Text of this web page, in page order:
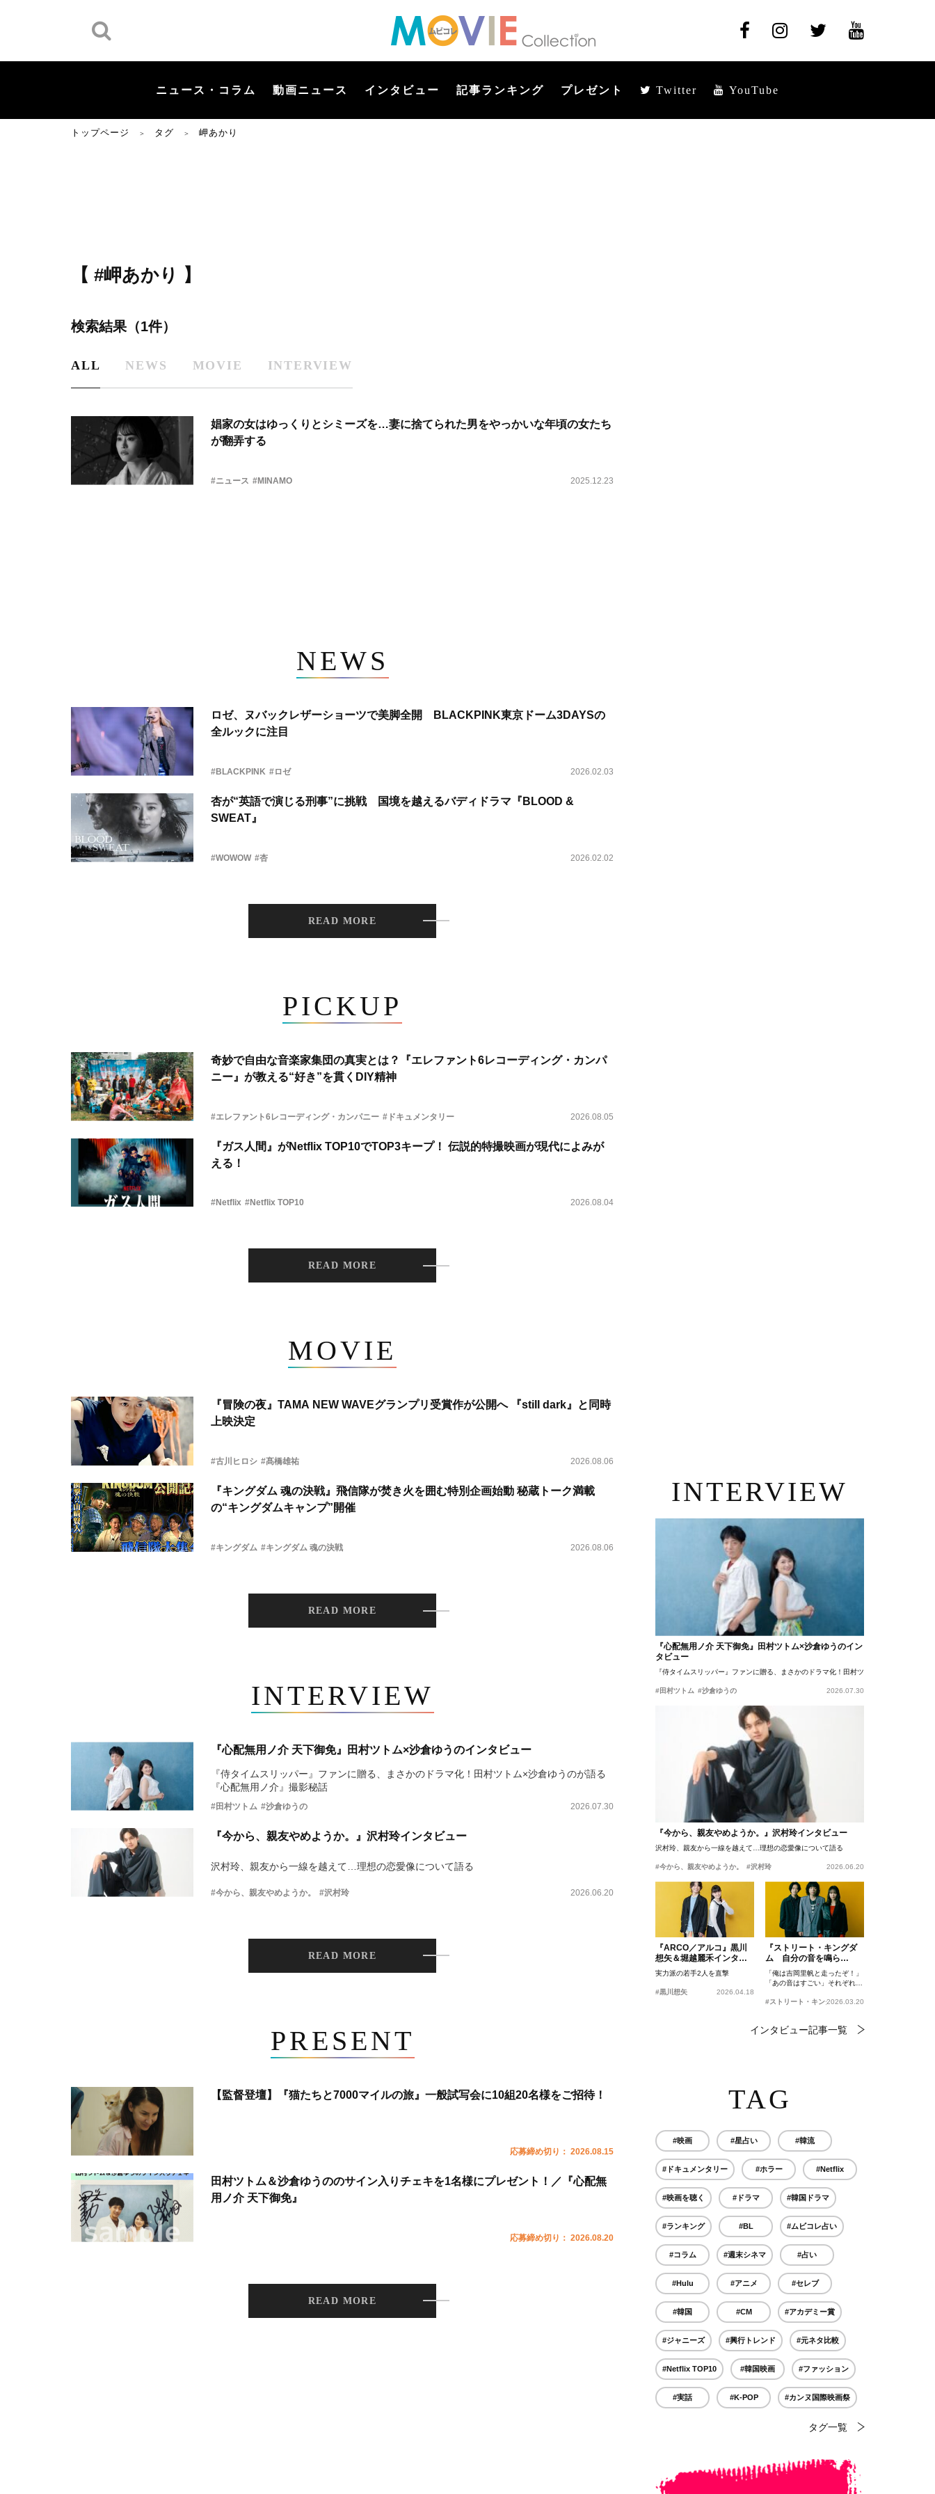
ニュース・コラム 動画ニュース インタビュー 記事ランキング プレゼント Twitter YouTube
トップページ ＞ タグ ＞ 岬あかり
【 #岬あかり 】
検索結果（1件）
ALL NEWS MOVIE INTERVIEW
娼家の女はゆっくりとシミーズを…妻に捨てられた男をやっかいな年頃の女たち
が翻弄する
#ニュース #MINAMO 2025.12.23
NEWS
ロゼ、ヌバックレザーショーツで美脚全開 BLACKPINK東京ドーム3DAYSの
全ルックに注目
#BLACKPINK #ロゼ 2026.02.03
杏が“英語で演じる刑事”に挑戦 国境を越えるバディドラマ『BLOOD &
SWEAT』
#WOWOW #杏 2026.02.02
READ MORE
PICKUP
奇妙で自由な音楽家集団の真実とは？『エレファント6レコーディング・カンパ
ニー』が教える“好き”を貫くDIY精神
#エレファント6レコーディング・カンパニー #ドキュメンタリー 2026.08.05
『ガス人間』がNetflix TOP10でTOP3キープ！ 伝説的特撮映画が現代によみが
える！
#Netflix #Netflix TOP10 2026.08.04
READ MORE
MOVIE
『冒険の夜』TAMA NEW WAVEグランプリ受賞作が公開へ 『still dark』と同時
上映決定
#古川ヒロシ #髙橋雄祐 2026.08.06
『キングダム 魂の決戦』飛信隊が焚き火を囲む特別企画始動 秘蔵トーク満載
の“キングダムキャンプ”開催
#キングダム #キングダム 魂の決戦 2026.08.06
READ MORE
INTERVIEW
『心配無用ノ介 天下御免』田村ツトム×沙倉ゆうのインタビュー
『侍タイムスリッパー』ファンに贈る、まさかのドラマ化！田村ツトム×沙倉ゆうのが語る
『心配無用ノ介』撮影秘話
#田村ツトム #沙倉ゆうの 2026.07.30
『今から、親友やめようか。』沢村玲インタビュー
沢村玲、親友から一線を越えて…理想の恋愛像について語る
#今から、親友やめようか。 #沢村玲 2026.06.20
READ MORE
PRESENT
【監督登壇】『猫たちと7000マイルの旅』一般試写会に10組20名様をご招待！
応募締め切り： 2026.08.15
田村ツトム＆沙倉ゆうののサイン入りチェキを1名様にプレゼント！／『心配無
用ノ介 天下御免』
応募締め切り： 2026.08.20
READ MORE
INTERVIEW
『心配無用ノ介 天下御免』田村ツトム×沙倉ゆうのイン
タビュー
『侍タイムスリッパー』ファンに贈る、まさかのドラマ化！田村ツトム×沙倉ゆうのが語
#田村ツトム #沙倉ゆうの 2026.07.30
『今から、親友やめようか。』沢村玲インタビュー
沢村玲、親友から一線を越えて…理想の恋愛像について語る
#今から、親友やめようか。 #沢村玲 2026.06.20
『ARCO／アルコ』黒川
想矢＆堀越麗禾インタビ
ュー
実力派の若手2人を直撃
#黒川想矢 2026.04.18
『ストリート・キングダ
ム 自分の音を鳴ら
せ。』峯田和伸、若葉竜
也、吉岡里帆インタビュ
ー
「俺は吉岡里帆と走ったぞ！」
「あの音はすごい」それぞれの
#ストリート・キングダム 自分の音を鳴らせ。
2026.03.20
インタビュー記事一覧
TAG
#映画 #星占い #韓流
#ドキュメンタリー #ホラー #Netflix
#映画を聴く #ドラマ #韓国ドラマ
#ランキング #BL #ムビコレ占い
#コラム #週末シネマ #占い
#Hulu #アニメ #セレブ
#韓国 #CM #アカデミー賞
#ジャニーズ #興行トレンド #元ネタ比較
#Netflix TOP10 #韓国映画 #ファッション
#実話 #K-POP #カンヌ国際映画祭
タグ一覧